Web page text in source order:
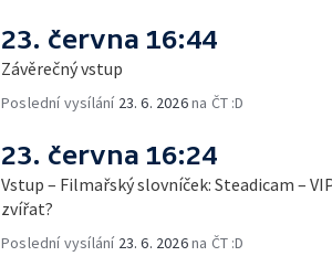
23. června 16:44
Závěrečný vstup
Poslední vysílání 23. 6. 2026na ČT :D
23. června 16:24
Vstup – Filmařský slovníček: Steadicam –
zvířat?
Poslední vysílání 23. 6. 2026na ČT :D